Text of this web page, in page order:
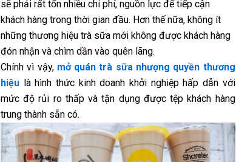
sẽ phải rất tốn nhiều chi phí, nguồn lực để tiếp cận
khách hàng trong thời gian đầu. Hơn thế nữa, không ít
những thương hiệu trà sữa mới không được khách hàng
đón nhận và chìm dần vào quên lãng.
Chính vì vậy, mở quán trà sữa nhượng quyền thương
hiệu là hình thức kinh doanh khởi nghiệp hấp dẫn với
mức độ rủi ro thấp và tận dụng được tệp khách hàng
trung thành sẵn có.